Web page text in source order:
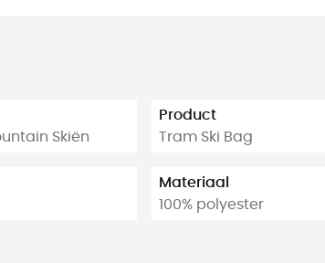
Skiën
Product
Tram Ski Bag
Materiaal
100% polyester